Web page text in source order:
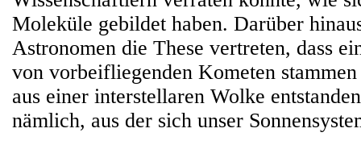
Moleküle gebildet haben. Darüber
Astronomen die These vertreten, dass
von vorbeifliegenden Kometen
aus einer interstellaren Wolke
nämlich, aus der sich unser